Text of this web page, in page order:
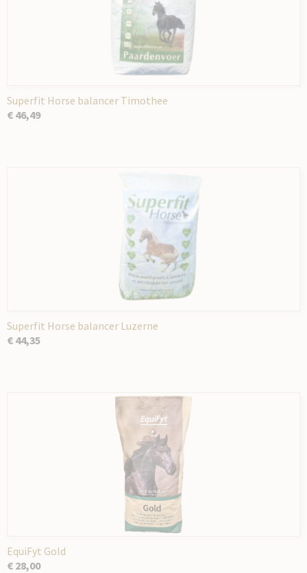
Superfit Horse balancer Timothee
€ 46,49
Superfit Horse balancer Luzerne
€ 44,35
EquiFyt Gold
€ 28,00